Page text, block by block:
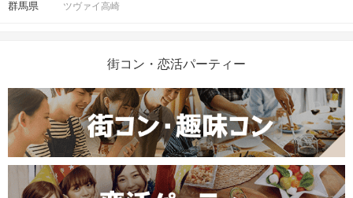
群馬県 ツヴァイ高崎
街コン・恋活パーティー